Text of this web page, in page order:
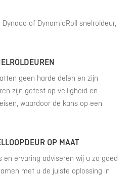
of DynamicRoll snelroldeur,
geen harde delen en zijn
zijn getest op veiligheid en
waardoor de kans op een
OP MAAT
en ervaring adviseren wij u zo goed
met u de juiste oplossing in